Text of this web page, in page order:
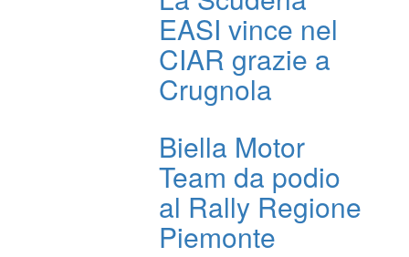
EASI vince nel
CIAR grazie a
Crugnola
Biella Motor
Team da podio
al Rally Regione
Piemonte